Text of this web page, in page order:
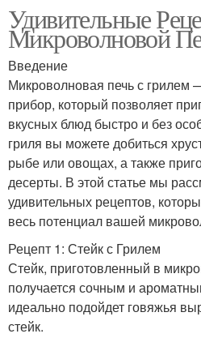
Удивительные
Микроволновой
Введение
Микроволновая печь с грилем
прибор, который позволяет
вкусных блюд быстро и без
гриля вы можете добиться
рыбе или овощах, а также
десерты. В этой статье мы
удивительных рецептов,
весь потенциал вашей
Рецепт 1: Стейк с Грилем
Стейк, приготовленный в
получается сочным и
идеально подойдет говяжья
стейк.